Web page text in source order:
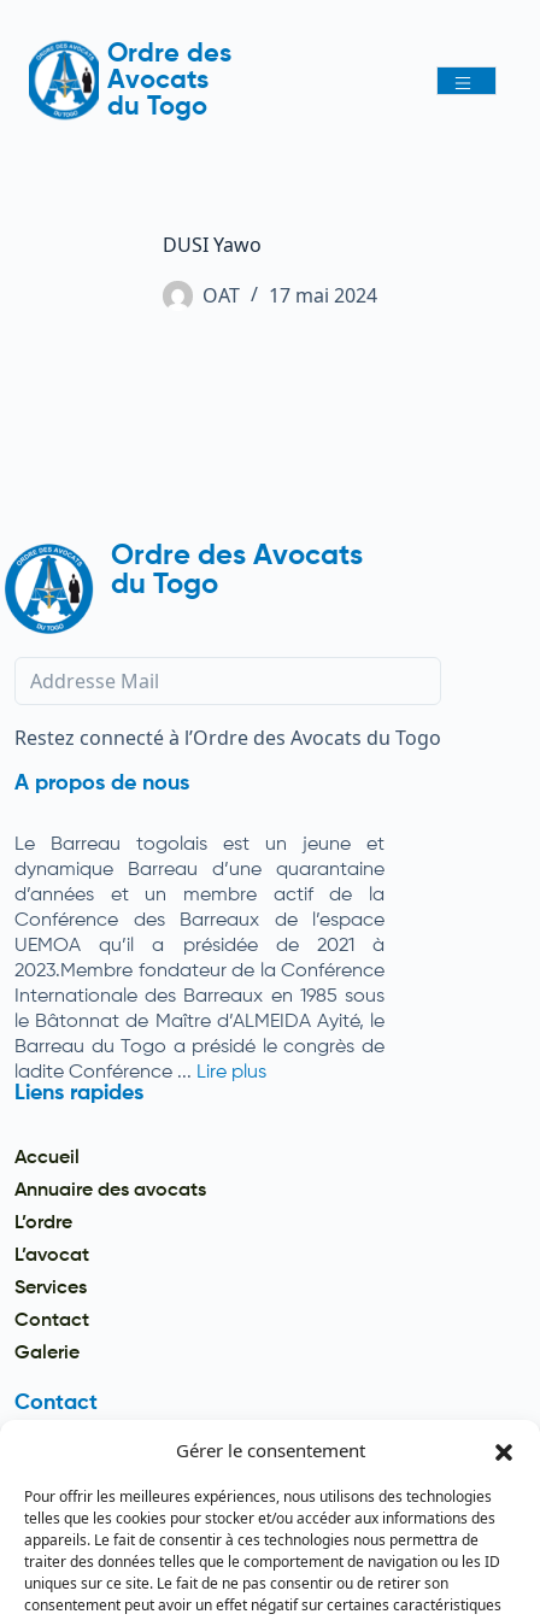
Gérer le consentement
Pour offrir les meilleures expériences, nous utilisons des technologies
telles que les cookies pour stocker et/ou accéder aux informations des
appareils. Le fait de consentir à ces technologies nous permettra de
traiter des données telles que le comportement de navigation ou les ID
uniques sur ce site. Le fait de ne pas consentir ou de retirer son
consentement peut avoir un effet négatif sur certaines caractéristiques
Ordre des
Avocats
du Togo
DUSI Yawo
OAT
17 mai 2024
Ordre des Avocats
du Togo
Restez connecté à l’Ordre des Avocats du Togo
A propos de nous
Le Barreau togolais est un jeune et
dynamique Barreau d’une quarantaine
d’années et un membre actif de la
Conférence des Barreaux de l’espace
UEMOA qu’il a présidée de 2021 à
2023.Membre fondateur de la Conférence
Internationale des Barreaux en 1985 sous
le Bâtonnat de Maître d’ALMEIDA Ayité, le
Barreau du Togo a présidé le congrès de
ladite Conférence ... Lire plus
Liens rapides
Accueil
Annuaire des avocats
L’ordre
L’avocat
Services
Contact
Galerie
Contact
secretariat.batonnier@barreau
dutogo.tg
Téléphone
(+228) 22 22 08 82 / 93 99 09 35
(+228) 22 21 67 52